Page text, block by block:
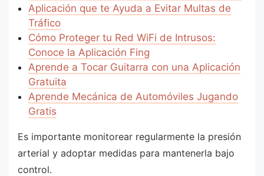
Aplicación que te Ayuda a Evitar Multas de
Tráfico
Cómo Proteger tu Red WiFi de Intrusos:
Conoce la Aplicación Fing
Aprende a Tocar Guitarra con una Aplicación
Gratuita
Aprende Mecánica de Automóviles Jugando
Gratis
Es importante monitorear regularmente la presión
arterial y adoptar medidas para mantenerla bajo
control.